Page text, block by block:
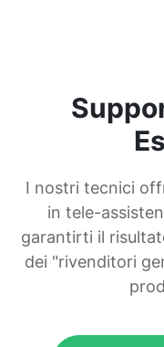
I nostri tecnici
in tele-
garantirti il
dei "rivenditori